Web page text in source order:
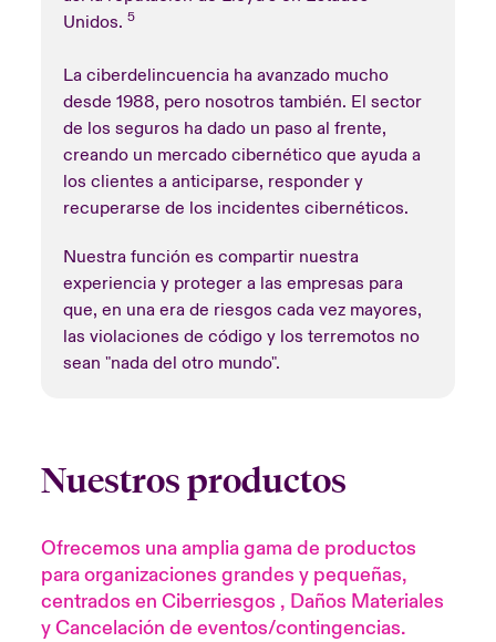
Unidos. 5
La ciberdelincuencia ha avanzado mucho
desde 1988, pero nosotros también. El sector
de los seguros ha dado un paso al frente,
creando un mercado cibernético que ayuda a
los clientes a anticiparse, responder y
recuperarse de los incidentes cibernéticos.
Nuestra función es compartir nuestra
experiencia y proteger a las empresas para
que, en una era de riesgos cada vez mayores,
las violaciones de código y los terremotos no
sean "nada del otro mundo".
Nuestros productos
Ofrecemos una amplia gama de productos
para organizaciones grandes y pequeñas,
centrados en Ciberriesgos , Daños Materiales
y Cancelación de eventos/contingencias.